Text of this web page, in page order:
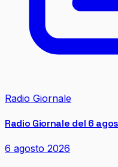
Radio Giornale
Radio Giornale del 6
6 agosto 2026